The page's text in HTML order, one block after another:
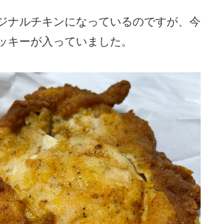
ナルチキンになっているのですが、今
キーが入っていました。